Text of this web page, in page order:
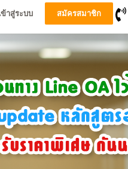
ข้าสู่ระบบ สมัครสมาชิก